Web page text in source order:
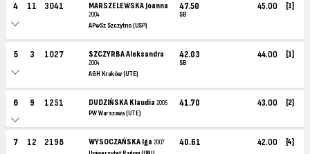
4 11 3041 MARSZELEWSKA Joanna
2004
APwSz Szczytno (USP)
47.50
SB
45.00 [1]
5 3 1027 SZCZYRBA Aleksandra
2004
AGH Kraków (UTE)
42.03
SB
44.00 [1]
6 9 1251 DUDZIŃSKA Klaudia 2005
PW Warszawa (UTE)
41.70 43.00 [2]
7 12 2198 WYSOCZAŃSKA Iga 2007
40.61 42.00 [4]